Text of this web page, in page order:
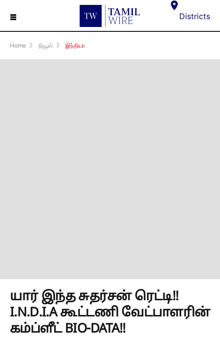
☰ Districts
Home 》 நியூஸ் 》 இந்தியா
யார் இந்த சுதர்சன் ரெட்டி!!
I.N.D.I.A கூட்டணி வேட்பாளரின்
கம்ப்ளீட் BIO-DATA!!